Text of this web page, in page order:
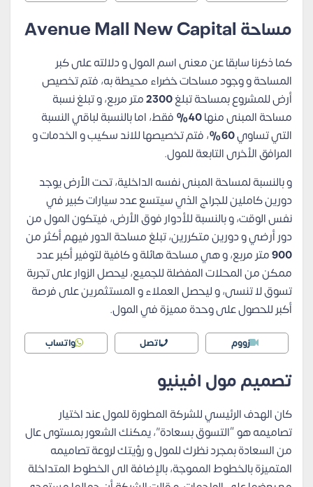
مساحة Avenue Mall New Capital
كما ذكرنا سابقا عن معنى اسم المول و دلالته على كبر
المساحة و وجود مساحات خضراء محيطة به، فتم تخصيص
أرض للمشروع بمساحة تبلغ2300متر مربع، و تبلغ نسبة
مساحة المبنى منها40%
فقط، اما بالنسبة لباقي النسبة
التي تساوي60%
، فتم تخصيصها للاند سكيب و الخدمات و
المرافق الأخرى التابعة للمول.
و بالنسبة لمساحة المبنى نفسه الداخلية، تحت الأرض يوجد
دورين كاملين للجراج الذي سيتسع عدد سيارات كبير في
نفس الوقت، و بالنسبة للأدوار فوق الأرض، فيتكون المول من
دور أرضي و دورين متكررين، تبلغ مساحة الدور فيهم أكثر من
900متر مربع، و هي مساحة هائلة و كافية لتوفير أكبر عدد
ممكن من المحلات المفضلة للجميع، ليحصل الزوار على تجربة
تسوق لا تنسى، و ليحصل العملاء و المستثمرين على فرصة
أكبر للحصول على وحدة مميزة في المول.
زووم اتصل واتساب
تصميم مول افينيو
كان الهدف الرئيسي للشركة المطورة للمول عند اختيار
تصاميمه هو “التسوق بسعادة”، يمكنك الشعور بمستوى عال
من السعادة بمجرد نظرك للمول و رؤيتك لروعة تصاميمه
المتميزة بالخطوط المموجة، بالإضافة الى الخطوط المتداخلة